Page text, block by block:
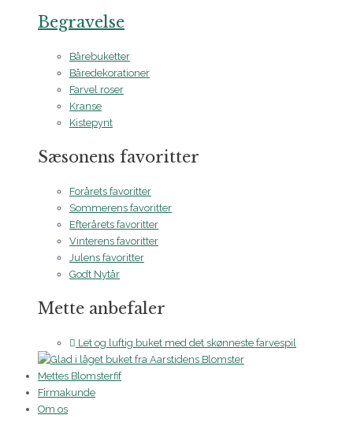
Begravelse
Bårebuketter
Båredekorationer
Farvel roser
Kranse
Kistepynt
Sæsonens favoritter
Forårets favoritter
Sommerens favoritter
Efterårets favoritter
Vinterens favoritter
Julens favoritter
Godt Nytår
Mette anbefaler
Let og luftig buket med det skønneste farvespil
Mettes Blomsterfif
Firmakunde
Om os